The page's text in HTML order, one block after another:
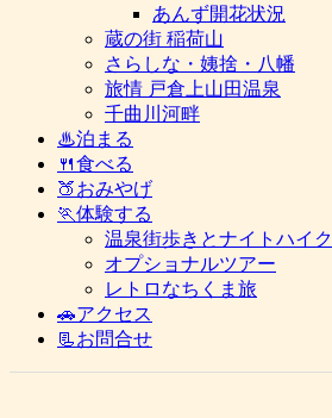
あんず開花状況
蔵の街 稲荷山
さらしな・姨捨・八幡
旅情 戸倉上山田温泉
千曲川河畔
♨泊まる
🍴食べる
🍑おみやげ
🏃体験する
温泉街歩きとナイトハイク
オプショナルツアー
レトロなちくま旅
🚗アクセス
📃お問合せ